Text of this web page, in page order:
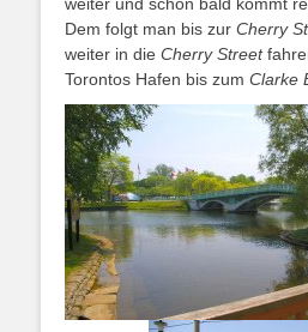
weiter und schon bald kommt
Dem folgt man bis zur Cherry
weiter in die Cherry Street
Torontos Hafen bis zum Clarke